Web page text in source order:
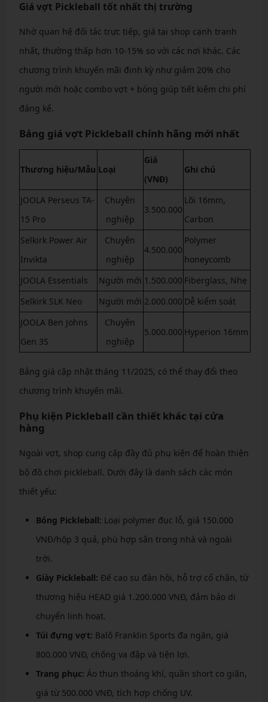
Giá vợt Pickleball tốt nhất thị trường
Nhờ quan hệ đối tác trực tiếp, giá tại shop cạnh tranh
nhất, thường thấp hơn 10-15% so với các nơi khác. Các
chương trình khuyến mãi định kỳ như giảm 20% cho
người mới hoặc combo vợt + bóng giúp tiết kiệm chi phí
đáng kể.
Bảng giá vợt Pickleball chính hãng mới nhất
Thương hiệu/Mẫu Loại
Giá
(VNĐ)
Ghi chú
JOOLA Perseus TA-
15 Pro
Chuyên
nghiệp
3.500.000
Lõi 16mm,
Carbon
Selkirk Power Air
Invikta
Chuyên
nghiệp
4.500.000
Polymer
honeycomb
JOOLA Essentials
Người mới 1.500.000 Fiberglass, Nhẹ
Selkirk SLK Neo
Người mới 2.000.000 Dễ kiểm soát
JOOLA Ben Johns
Gen 3S
Chuyên
nghiệp
5.000.000 Hyperion 16mm
Bảng giá cập nhật tháng 11/2025, có thể thay đổi theo
chương trình khuyến mãi.
Phụ kiện Pickleball cần thiết khác tại cửa
hàng
Ngoài vợt, shop cung cấp đầy đủ phụ kiện để hoàn thiện
bộ đồ chơi pickleball. Dưới đây là danh sách các món
thiết yếu:
Bóng Pickleball: Loại polymer đục lỗ, giá 150.000
VNĐ/hộp 3 quả, phù hợp sân trong nhà và ngoài
trời.
Giày Pickleball: Đế cao su đàn hồi, hỗ trợ cổ chân, từ
thương hiệu HEAD giá 1.200.000 VNĐ, đảm bảo di
chuyển linh hoạt.
Túi đựng vợt: Balô Franklin Sports đa ngăn, giá
800.000 VNĐ, chống va đập và tiện lợi.
Trang phục: Áo thun thoáng khí, quần short co giãn,
giá từ 500.000 VNĐ, tích hợp chống UV.